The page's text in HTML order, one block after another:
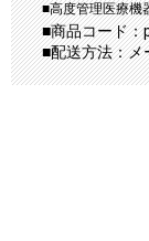
■高度管理医療機
■商品コード
■配送方法：メ